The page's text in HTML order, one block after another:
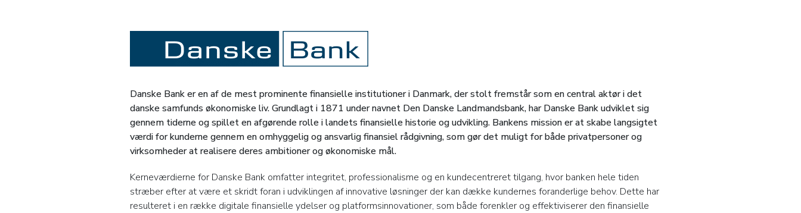
Danske Bank er en af de mest prominente finansielle institutioner i Danmark, der stolt fremstår som en central aktør i det
danske samfunds økonomiske liv. Grundlagt i 1871 under navnet Den Danske Landmandsbank, har Danske Bank udviklet sig
gennem tiderne og spillet en afgørende rolle i landets finansielle historie og udvikling. Bankens mission er at skabe langsigtet
værdi for kunderne gennem en omhyggelig og ansvarlig finansiel rådgivning, som gør det muligt for både privatpersoner og
virksomheder at realisere deres ambitioner og økonomiske mål.
Kerneværdierne for Danske Bank omfatter integritet, professionalisme og en kundecentreret tilgang, hvor banken hele tiden
stræber efter at være et skridt foran i udviklingen af innovative løsninger der kan dække kundernes foranderlige behov. Dette har
resulteret i en række digitale finansielle ydelser og platformsinnovationer, som både forenkler og effektiviserer den finansielle